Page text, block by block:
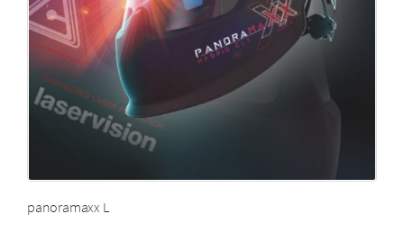
panoramaxx L